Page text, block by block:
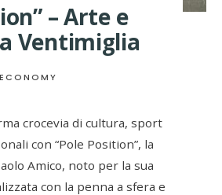
– Arte e
Ventimiglia
ECONOMY
crocevia di cultura, sport
con “Pole Position”, la
Amico, noto per la sua
con la penna a sfera e